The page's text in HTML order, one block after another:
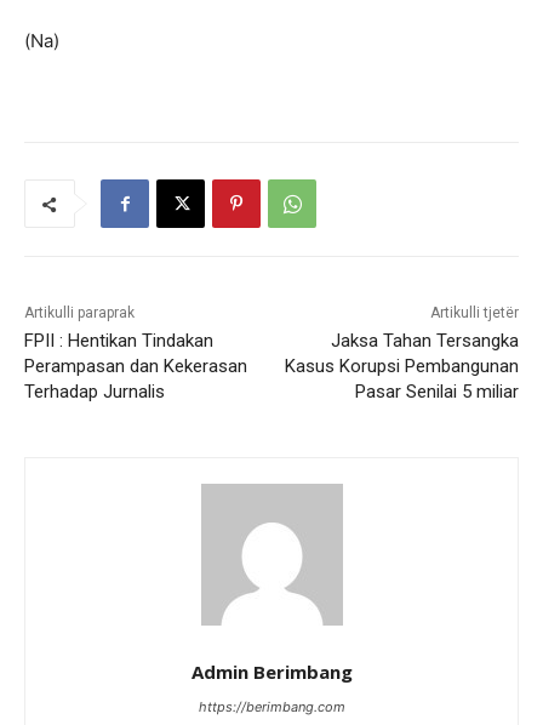
(Na)
Artikulli paraprak
FPII : Hentikan Tindakan
Perampasan dan Kekerasan
Terhadap Jurnalis
Artikulli tjetër
Jaksa Tahan Tersangka
Kasus Korupsi Pembangunan
Pasar Senilai 5 miliar
Admin Berimbang
https://berimbang.com